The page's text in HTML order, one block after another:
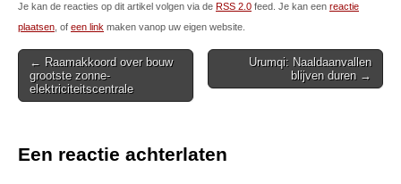
Je kan de reacties op dit artikel volgen via de RSS 2.0 feed. Je kan een reactie
plaatsen , of een link maken vanop uw eigen website.
Post
navigation
← Raamakkoord over bouw
grootste zonne-
elektriciteitscentrale
Urumqi: Naaldaanvallen
blijven duren →
Een reactie achterlaten